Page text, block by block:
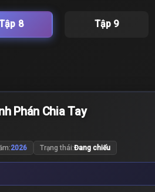
8 Tập 9
Phán Chia Tay
2026 Trạng thái:Đang chiếu